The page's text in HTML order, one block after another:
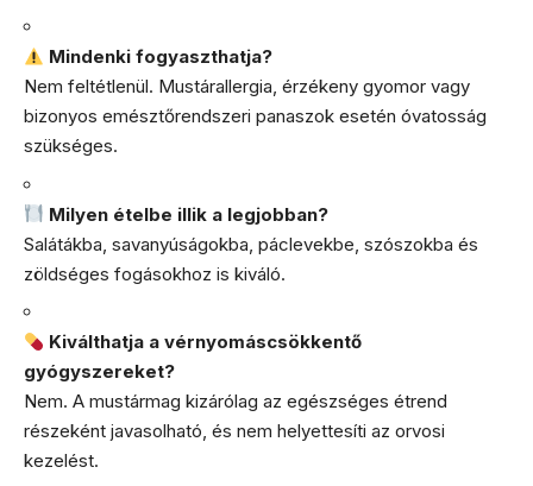
Mindenki fogyaszthatja?
Nem feltétlenül. Mustárallergia, érzékeny gyomor vagy
bizonyos emésztőrendszeri panaszok esetén óvatosság
szükséges.
Milyen ételbe illik a legjobban?
Salátákba, savanyúságokba, páclevekbe, szószokba és
zöldséges fogásokhoz is kiváló.
Kiválthatja a vérnyomáscsökkentő
gyógyszereket?
Nem. A mustármag kizárólag az egészséges étrend
részeként javasolható, és nem helyettesíti az orvosi
kezelést.